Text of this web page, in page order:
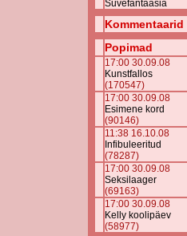
Suvefantaasia
Kommentaarid
Popimad
17:00 30.09.08
Kunstfallos
(170547)
17:00 30.09.08
Esimene kord
(90146)
11:38 16.10.08
Infibuleeritud
(78287)
17:00 30.09.08
Seksilaager
(69163)
17:00 30.09.08
Kelly koolipäev
(58977)